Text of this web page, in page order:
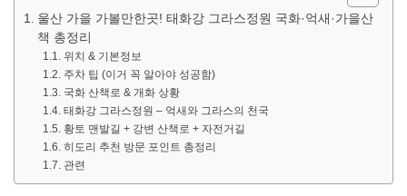
울산 가을 가볼만한곳! 태화강 그라스정원 국화·억새·가을산
책 총정리
위치 & 기본정보
주차 팁 (이거 꼭 알아야 성공함)
국화 산책로 & 개화 상황
태화강 그라스정원 – 억새와 그라스의 천국
황토 맨발길 + 강변 산책로 + 자전거길
히도리 추천 방문 포인트 총정리
관련